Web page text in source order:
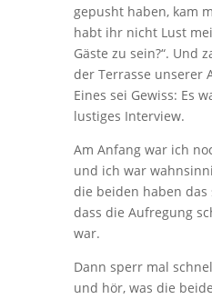
gepusht haben, kam
habt ihr nicht Lust
Gäste zu sein?“. Und
der Terrasse unserer
Eines sei Gewiss: Es
lustiges Interview.
Am Anfang war ich
und ich war
die beiden haben das
dass die Aufregung
war.
Dann sperr mal
und hör, was die